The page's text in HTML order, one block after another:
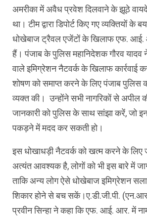
अमरीका में अवैध प्रवेश दिलवाने के झूठे
था। टीम द्वारा डिपोर्ट किए गए व्यक्तियों के
धोखेबाज ट्रैवल एजेंटों के खिलाफ एफ. आई.
हैं। पंजाब के पुलिस महानिदेशक गौरव यादव
वाले इमिग्रेशन नैटवर्क के खिलाफ कार्रवाई
शोषण को समाप्त करने के लिए पंजाब पुलिस
व्यक्त की। उन्होंने सभी नागरिकों से अपील
जानकारी को पुलिस के साथ सांझा करें, जो
पकड़ने में मदद कर सकती हो।
इस धोखाधड़ी नैटवर्क को खत्म करने के लिए
अत्यंत आवश्यक है, लोगों को भी इस बारे में
ताकि अन्य लोग ऐसे धोखेबाज इमिग्रेशन
शिकार होने से बच सकें।ए.डी.जी.पी.
प्रवीन सिन्हा ने कहा कि एफ. आई. आर. में